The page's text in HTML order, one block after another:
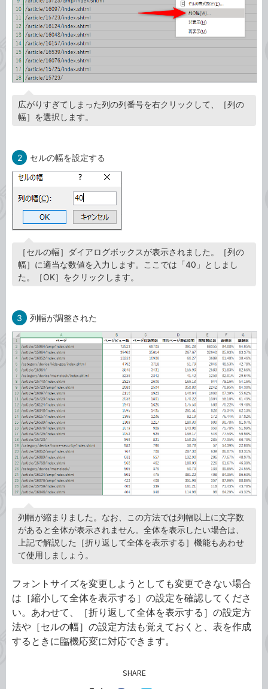
広がりすぎてしまった列の列番号を右クリックして、［列の
幅］を選択します。
2 セルの幅を設定する
［セルの幅］ダイアログボックスが表示されました。［列の
幅］に適当な数値を入力します。ここでは「40」としまし
た。［OK］をクリックします。
3 列幅が調整された
列幅が縮まりました。なお、この方法では列幅以上に文字数
があると全体が表示されません。全体を表示したい場合は、
上記で解説した［折り返して全体を表示する］機能もあわせ
て使用しましょう。
フォントサイズを変更しようとしても変更できない場合
は［縮小して全体を表示する］の設定を確認してくださ
い。あわせて、［折り返して全体を表示する］の設定方
法や［セルの幅］の設定方法も覚えておくと、表を作成
するときに臨機応変に対応できます。
SHARE